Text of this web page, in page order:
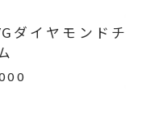
約1週間～1ヶ月以
ージに記載のある
が発生した商品
した商品
ダイヤモンドチ